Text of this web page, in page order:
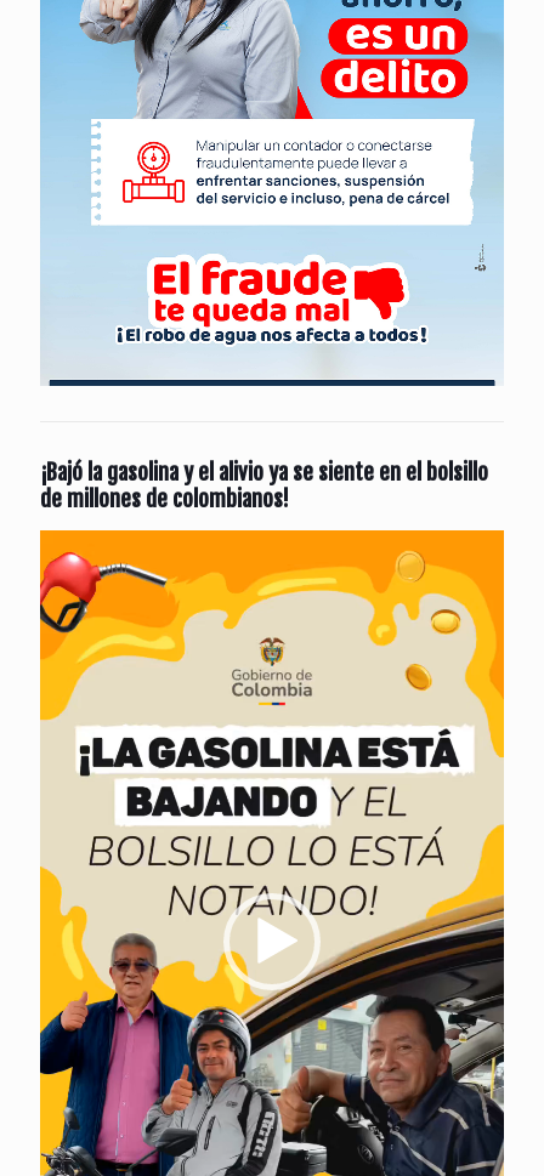
¡Bajó la gasolina y el alivio ya se siente en el bolsillo
de millones de colombianos!
de
vídeo